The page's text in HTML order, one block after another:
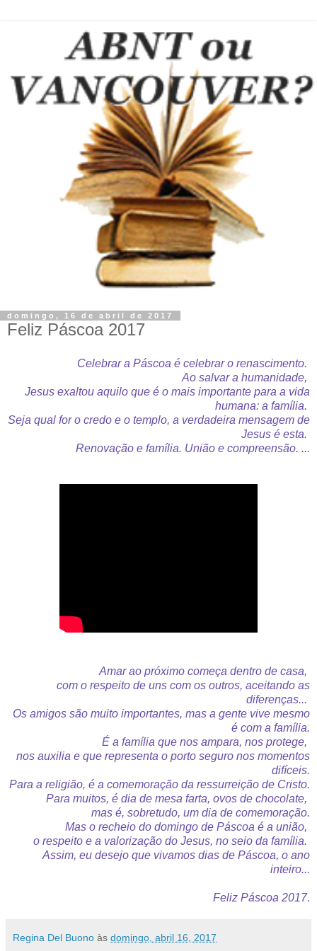
domingo, 16 de abril de 2017
Feliz Páscoa 2017
Celebrar a Páscoa é celebrar o renascimento.
Ao salvar a humanidade,
Jesus exaltou aquilo que é o mais importante para a vida
humana: a família.
Seja qual for o credo e o templo, a verdadeira mensagem de
Jesus é esta.
Renovação e família. União e compreensão. ...
Amar ao próximo começa dentro de casa,
com o respeito de uns com os outros, aceitando as
diferenças...
Os amigos são muito importantes, mas a gente vive mesmo
é com a família.
É a família que nos ampara, nos protege,
nos auxilia e que representa o porto seguro nos momentos
difíceis.
Para a religião, é a comemoração da ressurreição de Cristo.
Para muitos, é dia de mesa farta, ovos de chocolate,
mas é, sobretudo, um dia de comemoração.
Mas o recheio do domingo de Páscoa é a união,
o respeito e a valorização do Jesus, no seio da família.
Assim, eu desejo que vivamos dias de Páscoa, o ano
inteiro...
Feliz Páscoa 2017.
Regina Del Buono às domingo, abril 16, 2017